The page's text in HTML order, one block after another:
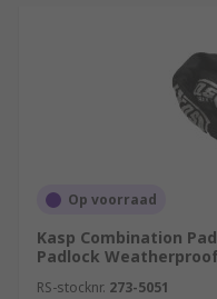
Op voorraad
Kasp Combination
Padlock
RS-stocknr. 273-5051